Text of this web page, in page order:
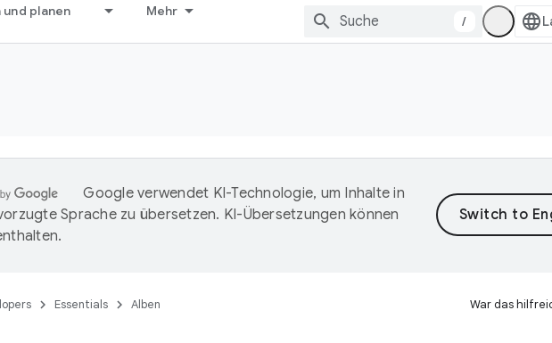
planen Mehr
/
Google verwendet KI-Technologie, um Inhalte in
Sprache zu übersetzen. KI-Übersetzungen können
Essentials Alben War das